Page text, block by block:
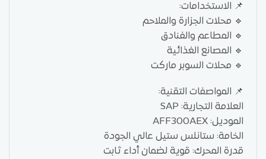
📌 الاستخدامات:
🔹 محلات الجزارة والملاحم
🔹 المطاعم والفنادق
🔹 المصانع الغذائية
🔹 محلات السوبر ماركت
📌 المواصفات التقنية:
العلامة التجارية: SAP
الموديل: AFF300AEX
الخامة: ستانلس ستيل عالي الجودة
قدرة المحرك: قوية لضمان أداء ثابت